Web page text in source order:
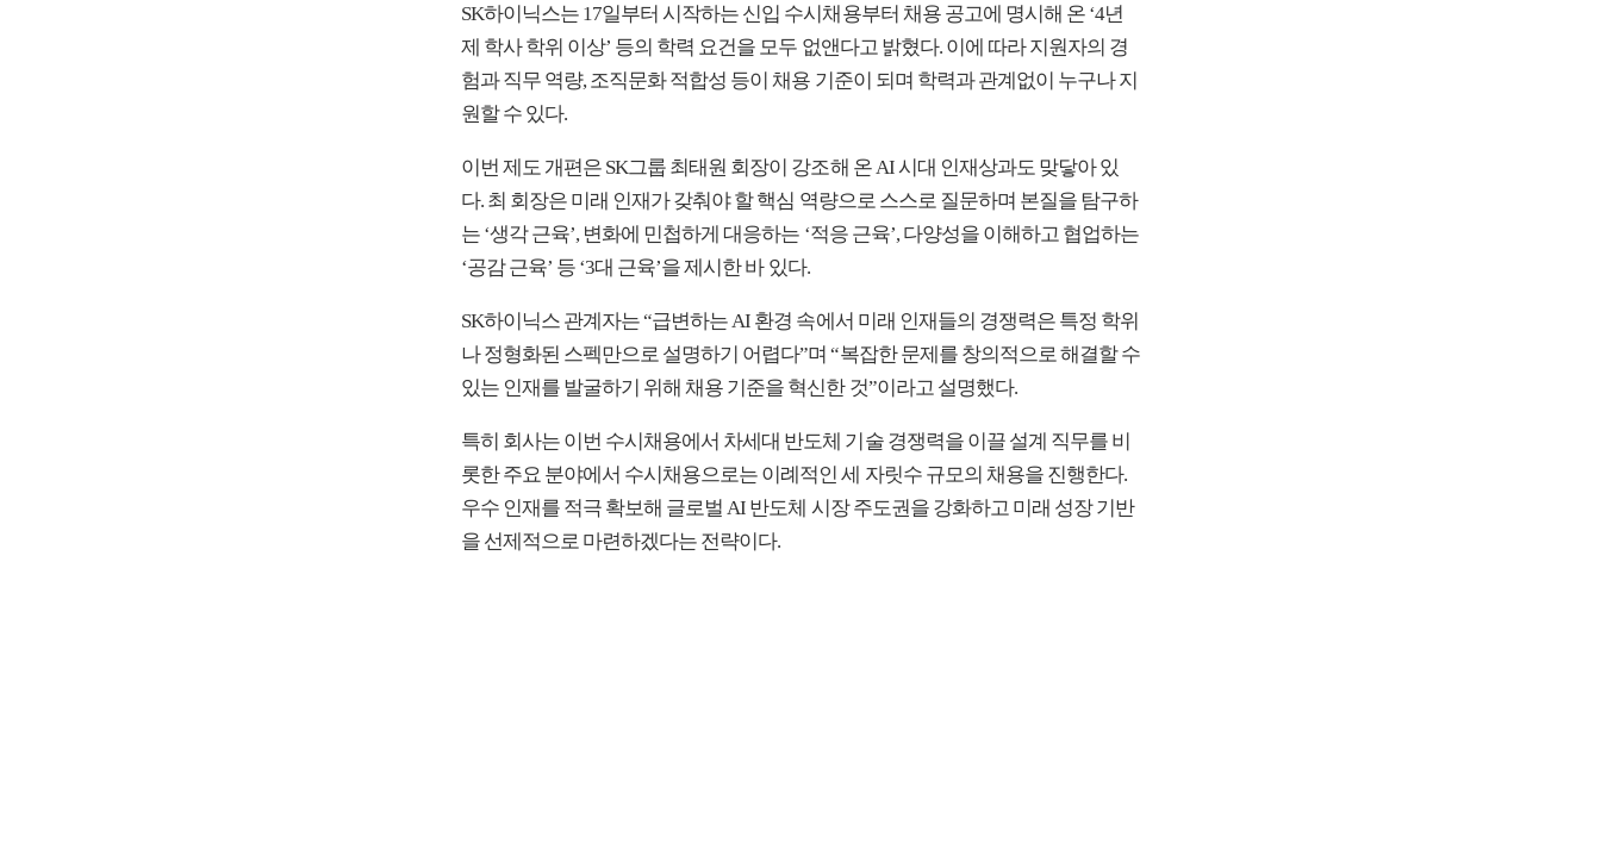
SK하이닉스는 17일부터 시작하는 신입 수시채용부터 채용 공고에 명시해 온 ‘4년
제 학사 학위 이상’ 등의 학력 요건을 모두 없앤다고 밝혔다. 이에 따라 지원자의 경
험과 직무 역량, 조직문화 적합성 등이 채용 기준이 되며 학력과 관계없이 누구나 지
원할 수 있다.
이번 제도 개편은 SK그룹 최태원 회장이 강조해 온 AI 시대 인재상과도 맞닿아 있
다. 최 회장은 미래 인재가 갖춰야 할 핵심 역량으로 스스로 질문하며 본질을 탐구하
는 ‘생각 근육’, 변화에 민첩하게 대응하는 ‘적응 근육’, 다양성을 이해하고 협업하는
‘공감 근육’ 등 ‘3대 근육’을 제시한 바 있다.
SK하이닉스 관계자는 “급변하는 AI 환경 속에서 미래 인재들의 경쟁력은 특정 학위
나 정형화된 스펙만으로 설명하기 어렵다”며 “복잡한 문제를 창의적으로 해결할 수
있는 인재를 발굴하기 위해 채용 기준을 혁신한 것”이라고 설명했다.
특히 회사는 이번 수시채용에서 차세대 반도체 기술 경쟁력을 이끌 설계 직무를 비
롯한 주요 분야에서 수시채용으로는 이례적인 세 자릿수 규모의 채용을 진행한다.
우수 인재를 적극 확보해 글로벌 AI 반도체 시장 주도권을 강화하고 미래 성장 기반
을 선제적으로 마련하겠다는 전략이다.